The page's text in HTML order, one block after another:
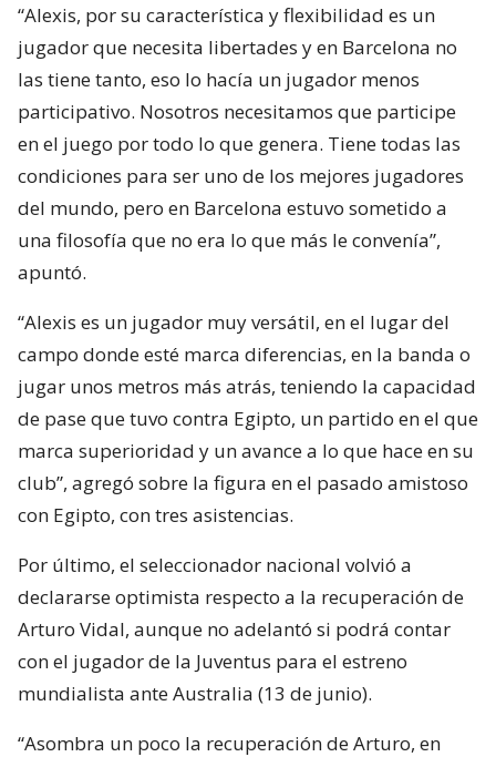
“Alexis, por su característica y flexibilidad es un
jugador que necesita libertades y en Barcelona no
las tiene tanto, eso lo hacía un jugador menos
participativo. Nosotros necesitamos que participe
en el juego por todo lo que genera. Tiene todas las
condiciones para ser uno de los mejores jugadores
del mundo, pero en Barcelona estuvo sometido a
una filosofía que no era lo que más le convenía”,
apuntó.
“Alexis es un jugador muy versátil, en el lugar del
campo donde esté marca diferencias, en la banda o
jugar unos metros más atrás, teniendo la capacidad
de pase que tuvo contra Egipto, un partido en el que
marca superioridad y un avance a lo que hace en su
club”, agregó sobre la figura en el pasado amistoso
con Egipto, con tres asistencias.
Por último, el seleccionador nacional volvió a
declararse optimista respecto a la recuperación de
Arturo Vidal, aunque no adelantó si podrá contar
con el jugador de la Juventus para el estreno
mundialista ante Australia (13 de junio).
“Asombra un poco la recuperación de Arturo, en